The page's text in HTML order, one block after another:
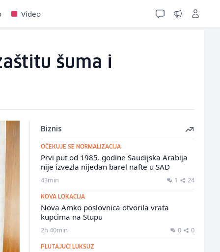
Video
šuma i
Biznis
OČEKUJE SE NORMALIZACIJA
Prvi put od 1985. godine Saudijska Arabija
nije izvezla nijedan barel nafte u SAD
43min 1 24
NOVA LOKACIJA
Nova Amko poslovnica otvorila vrata
kupcima na Stupu
2h 40min 0 0
PLUTAJUĆI LUKSUZ